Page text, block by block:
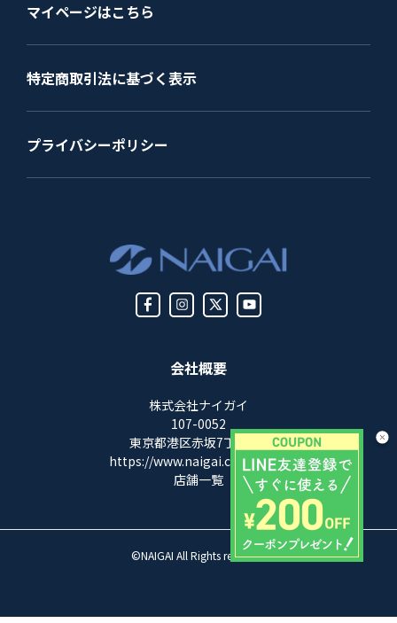
会社概要
株式会社ナイガイ
107-0052
東京都港区赤坂7丁目8-5
https://www.naigai.co.jp/corp/
店舗一覧
マイページはこちら
特定商取引法に基づく表示
プライバシーポリシー
©NAIGAI All Rights reserved.